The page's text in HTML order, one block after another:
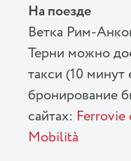
На поезде
Ветка Рим-
Терни можно
такси (10 минут
бронирование
сайтах:
Mobilità